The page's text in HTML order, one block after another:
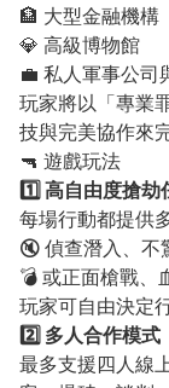
🏦 大型金融機構
💎 高級博物館
💼 私人軍事公司
玩家將以「專業
技與完美協作來
🔫 遊戲玩法
1️⃣ 高自由度搶劫
每場行動都提供
🔇 偵查潛入、不
💣 或正面槍戰、
玩家可自由決定
2️⃣ 多人合作模式
最多支援四人線